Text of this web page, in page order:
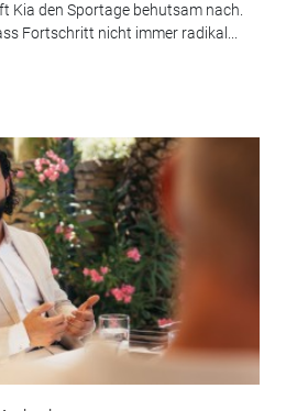
Kia den Sportage behutsam nach.
Fortschritt nicht immer radikal...